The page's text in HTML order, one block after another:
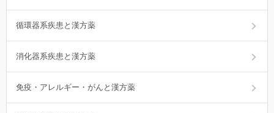
循環器系疾患と漢方薬
消化器系疾患と漢方薬
免疫・アレルギー・がんと漢方薬